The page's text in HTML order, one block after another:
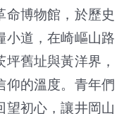
命博物館，於歷史
小道，在崎嶇山路
舊址與黃洋界，
仰的溫度。青年們
望初心，讓井岡山